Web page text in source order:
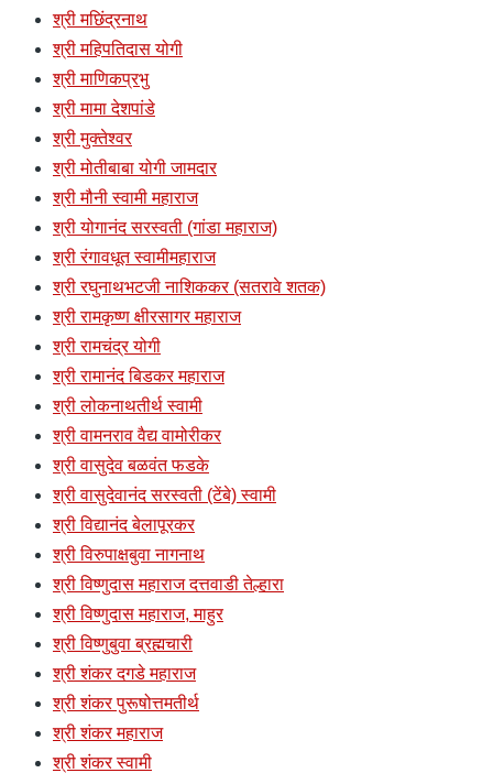
श्री मछिंद्रनाथ
श्री महिपतिदास योगी
श्री माणिकप्रभु
श्री मामा देशपांडे
श्री मुक्तेश्वर
श्री मोतीबाबा योगी जामदार
श्री मौनी स्वामी महाराज
श्री योगानंद सरस्वती (गांडा महाराज)
श्री रंगावधूत स्वामीमहाराज
श्री रघुनाथभटजी नाशिककर (सतरावे शतक)
श्री रामकृष्ण क्षीरसागर महाराज
श्री रामचंद्र योगी
श्री रामानंद बिडकर महाराज
श्री लोकनाथतीर्थ स्वामी
श्री वामनराव वैद्य वामोरीकर
श्री वासुदेव बळवंत फडके
श्री वासुदेवानंद सरस्वती (टेंबे) स्वामी
श्री विद्यानंद बेलापूरकर
श्री विरुपाक्षबुवा नागनाथ
श्री विष्णुदास महाराज दत्तवाडी तेल्हारा
श्री विष्णुदास महाराज, माहुर
श्री विष्णुबुवा ब्रह्मचारी
श्री शंकर दगडे महाराज
श्री शंकर पुरूषोत्तमतीर्थ
श्री शंकर महाराज
श्री शंकर स्वामी